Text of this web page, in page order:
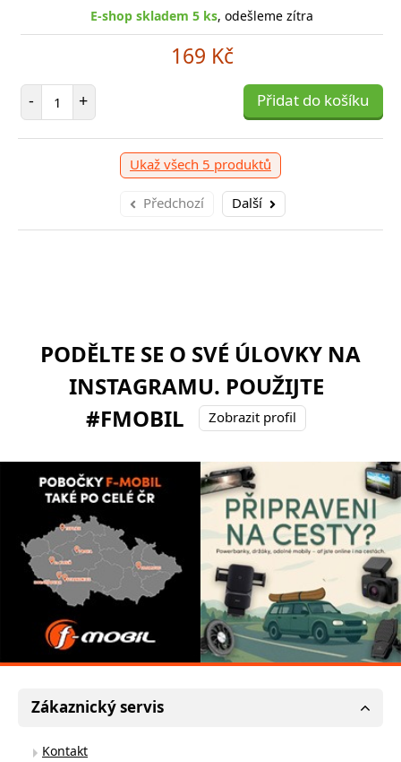
E-shop skladem 5 ks, odešleme zítra
169 Kč
- Počet položek
+ Přidat do košíku
Ukaž všech 5 produktů
Předchozí Další
PODĚLTE SE O SVÉ ÚLOVKY NA
INSTAGRAMU. POUŽIJTE
#FMOBIL
Zobrazit profil
Zákaznický servis
Kontakt